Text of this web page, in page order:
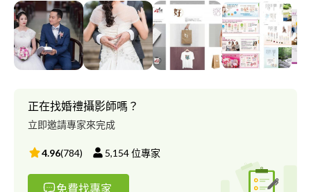
新竹，希望您能給我機會介紹我自己及這幾年來我的作品，謝謝！
正在找婚禮攝影師嗎？
立即邀請專家來完成
4.96(784) 5,154位專家
免費找專家